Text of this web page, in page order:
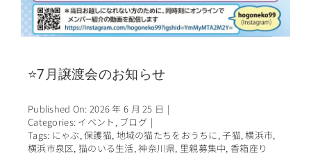
⭐7月譲渡会のお知らせ
Published On: 2026 年 6 月 25 日 |
Categories: イベント , ブログ |
Tags: にゃぶ,保護猫, 地域の猫たちをおうちに,子猫,横浜市,
横浜市泉区, 猫のいる生活,神奈川県, 里親募集中,香箱座り